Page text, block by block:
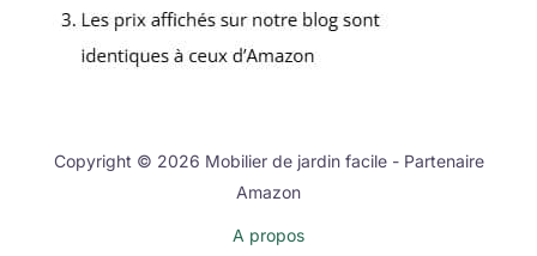
Copyright © 2026 Mobilier de jardin facile - Partenaire
Amazon
A propos